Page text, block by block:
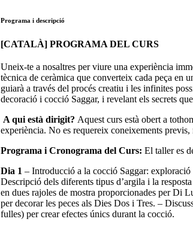
Programa i descripció
[CATALÀ] PROGRAMA DEL CURS
Uneix-te a nosaltres per viure una experiència
tècnica de ceràmica que converteix cada peça en
guiarà a través del procés creatiu i les infinites
decoració i cocció Saggar, i revelant els secrets
A qui està dirigit? Aquest curs està obert a
experiència. No es requereix coneixements previs,
Programa i Cronograma del Curs: El taller es
Dia 1 – Introducció a la cocció Saggar:
Descripció dels diferents tipus d’argila i la
en dues rajoles de mostra proporcionades per Di
per decorar les peces als Dies Dos i Tres. –
fulles) per crear efectes únics durant la cocció.